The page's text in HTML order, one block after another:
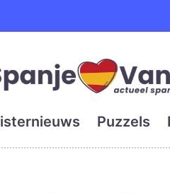
grootste
Puzzels